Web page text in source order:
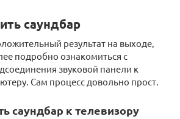
саундбар
результат на выходе,
подробно ознакомиться с
звуковой панели к
Сам процесс довольно прост.
саундбар к телевизору